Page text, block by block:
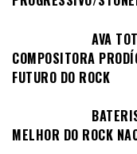
AVA
COMPOSITORA
FUTURO DO ROCK
MELHOR DO ROCK